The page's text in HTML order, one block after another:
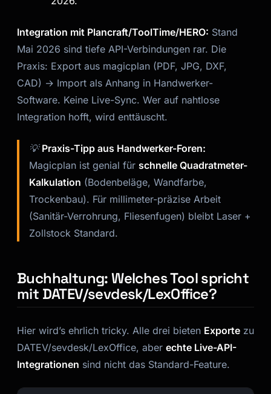
Integration mit Plancraft/ToolTime/HERO: Stand
Mai 2026 sind tiefe API-Verbindungen rar. Die
Praxis: Export aus magicplan (PDF, JPG, DXF,
CAD) → Import als Anhang in Handwerker-
Software. Keine Live-Sync. Wer auf nahtlose
Integration hofft, wird enttäuscht.
💡 Praxis-Tipp aus Handwerker-Foren:
Magicplan ist genial für schnelle Quadratmeter-
Kalkulation (Bodenbeläge, Wandfarbe,
Trockenbau). Für millimeter-präzise Arbeit
(Sanitär-Verrohrung, Fliesenfugen) bleibt Laser +
Zollstock Standard.
Buchhaltung: Welches Tool spricht
mit DATEV/sevdesk/LexOffice?
Hier wird’s ehrlich tricky. Alle drei bieten Exporte zu
DATEV/sevdesk/LexOffice, aber echte Live-API-
Integrationen sind nicht das Standard-Feature.